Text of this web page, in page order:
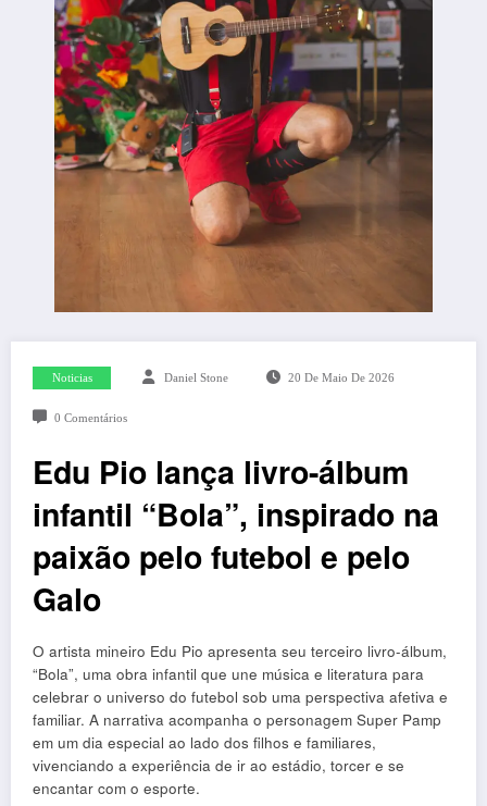
Noticias Daniel Stone 20 De Maio De 2026
0 Comentários
Edu Pio lança livro-álbum
infantil “Bola”, inspirado na
paixão pelo futebol e pelo
Galo
O artista mineiro Edu Pio apresenta seu terceiro livro-álbum,
“Bola”, uma obra infantil que une música e literatura para
celebrar o universo do futebol sob uma perspectiva afetiva e
familiar. A narrativa acompanha o personagem Super Pamp
em um dia especial ao lado dos filhos e familiares,
vivenciando a experiência de ir ao estádio, torcer e se
encantar com o esporte.